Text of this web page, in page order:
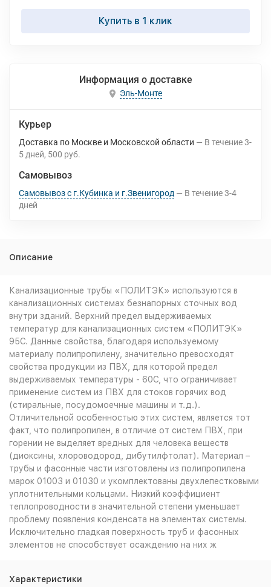
Купить в 1 клик
Информация о доставке
Эль-Монте
Курьер
Доставка по Москве и Московской области В течение3-
5 дней 500 руб.
Самовывоз
Самовывоз с г.Кубинка и г.Звенигород В течение3-4
дней
Описание
Канализационные трубы «ПОЛИТЭК» используются в
канализационных системах безнапорных сточных вод
внутри зданий. Верхний предел выдерживаемых
температур для канализационных систем «ПОЛИТЭК»
95С. Данные свойства, благодаря используемому
материалу полипропилену, значительно превосходят
свойства продукции из ПВХ, для которой предел
выдерживаемых температуры - 60С, что ограничивает
применение систем из ПВХ для стоков горячих вод
(стиральные, посудомоечные машины и т.д.).
Отличительной особенностью этих систем, является тот
факт, что полипропилен, в отличие от систем ПВХ, при
горении не выделяет вредных для человека веществ
(диоксины, хлороводород, дибутилфтолат). Материал –
трубы и фасонные части изготовлены из полипропилена
марок 01003 и 01030 и укомплектованы двухлепестковыми
уплотнительными кольцами. Низкий коэффициент
теплопроводности в значительной степени уменьшает
проблему появления конденсата на элементах системы.
Исключительно гладкая поверхность труб и фасонных
элементов не способствует осаждению на них ж
Характеристики